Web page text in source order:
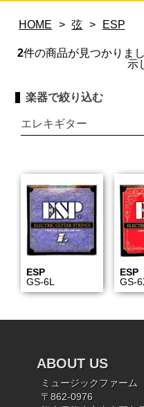
HOME > 弦 > ESP
2件の商品が見つかりまし
示
楽器で絞り込む
エレキギター
ESP
GS-6L
ESP
GS-
ABOUT US
ミュージックファーム
〒862-0976